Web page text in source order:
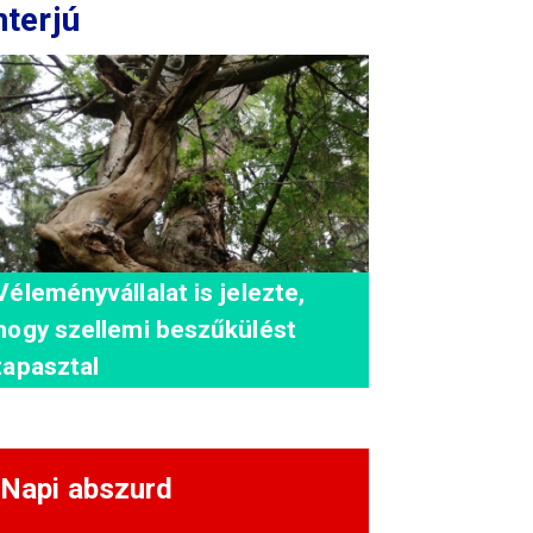
is jelezte,
szellemi beszűkülést
Napi abszurd